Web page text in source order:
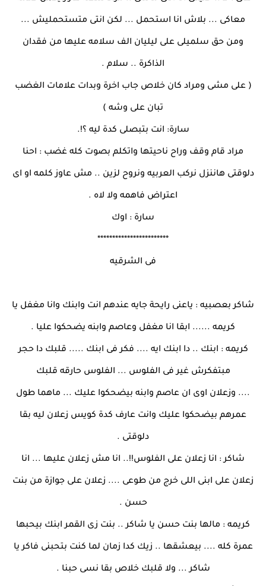
معاكى ... بلاش انا استحمل ... لكن انتى متستحمليش ...
ومن حق سلميلى على ليليان الف سلامه عليها من فقدان
الذاكرة .. سلام .
( على مشى ومراد كان خلاص جاب اخرة وبدات علامات الغضب
تبان على وشه )
سارة: انت بتبصلى كدة ليه ؟!.
مراد قام وقف وراح ناحيتها واتكلم بصوت كله غضب : احنا
دلوقتى هاننزل نركب العربيه ونروح لزين .. مش عاوز كلمه او اى
اعتراض فاهمه ولا لاه .
سارة : اوك
************************
فى الشرقيه
شاكر بعصبيه : ياعنى رايحة جايه عندهم انت وابنك وانا مغفل يا
كريمه ...... ابقا انا مغفل وعاصم وابنه يضحكوا عليا .
كريمه : ابنك .. دا ابنك ايه .... فكر فى ابنك ..... قلبك دا حجر
مبتفكرش غير فى الفلوس ... الفلوس حارقه قلبك
.... وزعلان اوى ان عاصم وابنه بيضحكوا عليك ... ماهما طول
عمرهم بيضحكوا عليك وانت عارف كدة كويس زعلان ليه بقا
دلوقتى .
شاكر : انا زعلان على الفلوس!!.. انا مش زعلان عليها ... انا
زعلان على ابنى اللى خرج من طوعى .... زعلان على جوازة من بنت
حسن .
كريمه : مالها بنت حسن يا شاكر .. بنت زى القمر ابنك بيحبها
عمرة كله .... بيعشقها .. زيك كدا زمان لما كنت بتحبنى فاكر يا
شاكر ... ولا قلبك خلاص بقا نسى حبنا .